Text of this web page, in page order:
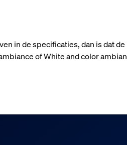
in de specificaties, dan is dat
of White and color